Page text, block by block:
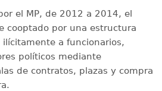
el MP, de 2012 a 2014, el
cooptado por una estructura
a funcionarios,
políticos mediante
de contratos, plazas y compra